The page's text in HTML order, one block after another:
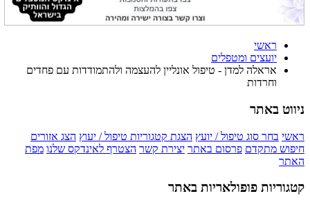
ראשי
יועצים ומטפלים
אראלה למדן - טיפול אונליין להעצמה ולהתמודדות עם פחדים
וחרדות
ניווט באתר
ראשי בחר סוג טיפול / יועץ הצגת קטגוריות טיפול / יעוץ הצג אזורים
חיפוש מתקדם פרסום באתר יצירת קשר הצטרף לאינדקס שלנו מפת
האתר
קטגוריות פופולאריות באתר